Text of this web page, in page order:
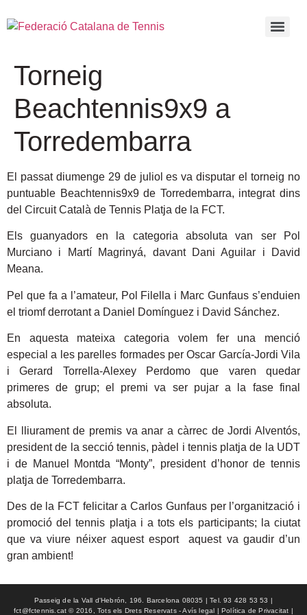
Torneig
Beachtennis9x9 a
Torredembarra
El passat diumenge 29 de juliol es va disputar el torneig no
puntuable Beachtennis9x9 de Torredembarra, integrat dins
del Circuit Català de Tennis Platja de la FCT.
Els guanyadors en la categoria absoluta van ser Pol
Murciano i Martí Magrinyá, davant Dani Aguilar i David
Meana.
Pel que fa a l’amateur, Pol Filella i Marc Gunfaus s’enduien
el triomf derrotant a Daniel Domínguez i David Sánchez.
En aquesta mateixa categoria volem fer una menció
especial a les parelles formades per Oscar García-Jordi Vila
i Gerard Torrella-Alexey Perdomo que varen quedar
primeres de grup; el premi va ser pujar a la fase final
absoluta.
El lliurament de premis va anar a càrrec de Jordi Alventós,
president de la secció tennis, pàdel i tennis platja de la UDT
i de Manuel Montda “Monty”, president d’honor de tennis
platja de Torredembarra.
Des de la FCT felicitar a Carlos Gunfaus per l’organització i
promoció del tennis platja i a tots els participants; la ciutat
que va viure néixer aquest esport aquest va gaudir d’un
gran ambient!
Passeig de la Vall d'Hebrón, 196. Barcelona 08035 | Tel. 93 428 53 53 |
fct@fctennis.cat © 2016, Tots els Drets Reservats - Avís legal | Política de Privacitat |